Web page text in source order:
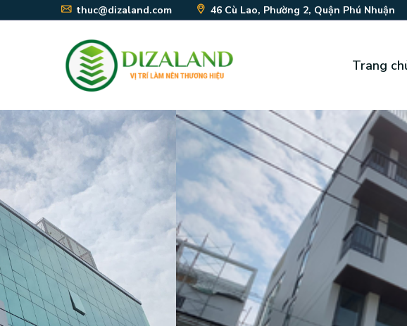
thuc@dizaland.com 46 Cù Lao, Phường 2, Quận Phú Nhuận
Trang